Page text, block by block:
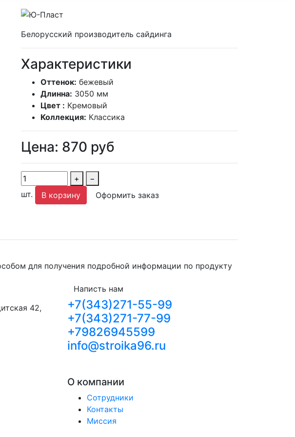
Белорусский производитель сайдинга
Характеристики
Оттенок: бежевый
Длинна: 3050 мм
Цвет : Кремовый
Коллекция: Классика
Цена: 870 руб
+
−
шт.
В корзину Оформить заказ
для получения подробной информации по продукту
42,
Написть нам
+7(343)271-55-99
+7(343)271-77-99
+79826945599
info@stroika96.ru
О компании
Сотрудники
Контакты
Миссия